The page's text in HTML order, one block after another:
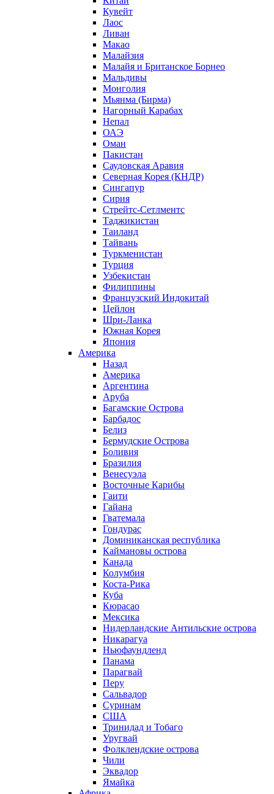
Кувейт
Лаос
Ливан
Макао
Малайзия
Малайя и Британское Борнео
Мальдивы
Монголия
Мьянма (Бирма)
Нагорный Карабах
Непал
ОАЭ
Оман
Пакистан
Саудовская Аравия
Северная Корея (КНДР)
Сингапур
Сирия
Стрейтс-Сетлментс
Таджикистан
Таиланд
Тайвань
Туркменистан
Турция
Узбекистан
Филиппины
Французский Индокитай
Цейлон
Шри-Ланка
Южная Корея
Япония
Америка
Назад
Америка
Аргентина
Аруба
Багамские Острова
Барбадос
Белиз
Бермудские Острова
Боливия
Бразилия
Венесуэла
Восточные Карибы
Гаити
Гайана
Гватемала
Гондурас
Доминиканская республика
Каймановы острова
Канада
Колумбия
Коста-Рика
Куба
Кюрасао
Мексика
Нидерландские Антильские острова
Никарагуа
Ньюфаундленд
Панама
Парагвай
Перу
Сальвадор
Суринам
США
Тринидад и Тобаго
Уругвай
Фолклендские острова
Чили
Эквадор
Ямайка